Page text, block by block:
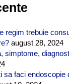
regim trebuie
august 28, 2024
simptome,
sa faci endoscopie